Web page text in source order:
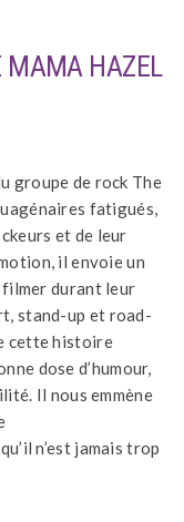
MAMA HAZEL
groupe de rock The
fatigués,
et de leur
il envoie un
filmer durant leur
stand-up et road-
cette histoire
dose d’humour,
Il nous emmène
n’est jamais trop